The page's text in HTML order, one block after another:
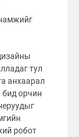
тул
анхаарал
бид орчин
робот